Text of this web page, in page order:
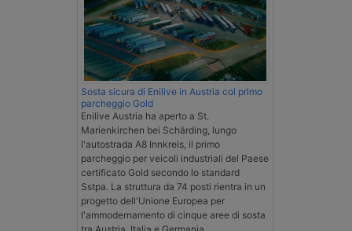
Sosta sicura di Enilive in Austria col primo
parcheggio Gold
Enilive Austria ha aperto a St.
Marienkirchen bei Schärding, lungo
l'autostrada A8 Innkreis, il primo
parcheggio per veicoli industriali del Paese
certificato Gold secondo lo standard
Sstpa. La struttura da 74 posti rientra in un
progetto dell'Unione Europea per
l'ammodernamento di cinque aree di sosta